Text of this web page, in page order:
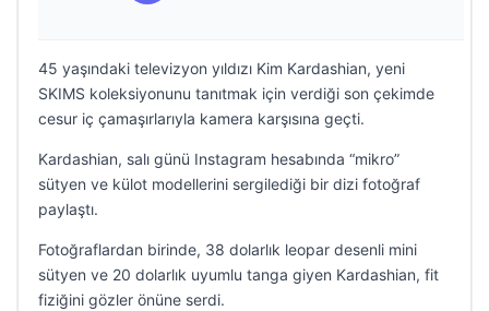
45 yaşındaki televizyon yıldızı Kim Kardashian, yeni
SKIMS koleksiyonunu tanıtmak için verdiği son çekimde
cesur iç çamaşırlarıyla kamera karşısına geçti.
Kardashian, salı günü Instagram hesabında “mikro”
sütyen ve külot modellerini sergilediği bir dizi fotoğraf
paylaştı.
Fotoğraflardan birinde, 38 dolarlık leopar desenli mini
sütyen ve 20 dolarlık uyumlu tanga giyen Kardashian, fit
fiziğini gözler önüne serdi.